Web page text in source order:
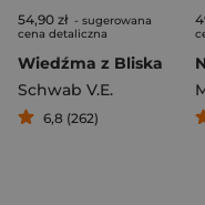
54,90 zł - sugerowana
cena detaliczna
Wiedźma z Bliska
Schwab V.E.
6,8 (262)